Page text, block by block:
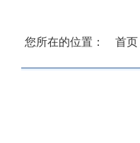
您所在的位置： 首页